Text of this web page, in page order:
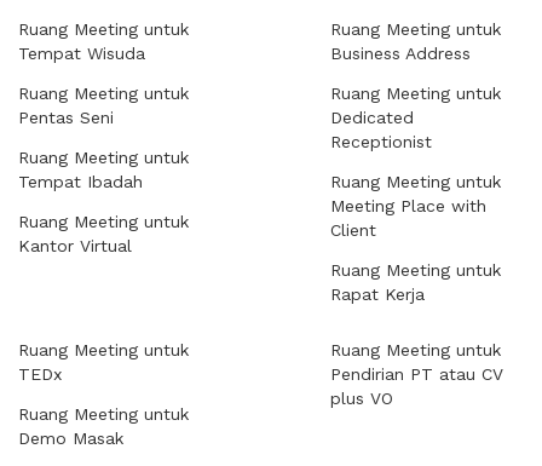
Ruang Meeting untuk
Tempat Wisuda
Ruang Meeting untuk
Pentas Seni
Ruang Meeting untuk
Tempat Ibadah
Ruang Meeting untuk
Kantor Virtual
Ruang Meeting untuk
Business Address
Ruang Meeting untuk
Dedicated
Receptionist
Ruang Meeting untuk
Meeting Place with
Client
Ruang Meeting untuk
Rapat Kerja
Ruang Meeting untuk
TEDx
Ruang Meeting untuk
Demo Masak
Ruang Meeting untuk
Pendirian PT atau CV
plus VO